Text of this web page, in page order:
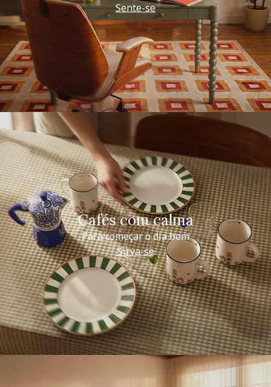
Sente-se
Cafés com calma
Para começar o dia bem
Sirva-se